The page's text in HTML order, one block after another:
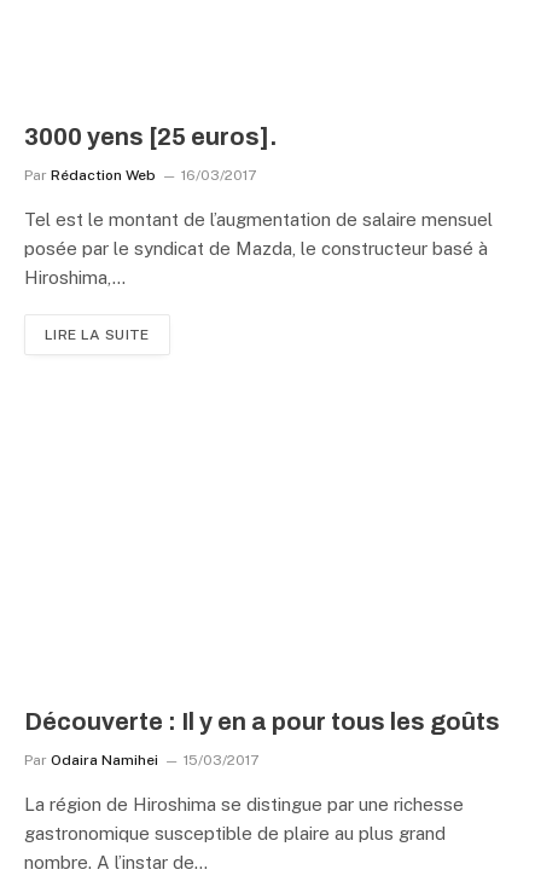
3000 yens [25 euros].
Par Rédaction Web 16/03/2017
Tel est le montant de l’augmentation de salaire mensuel
posée par le syndicat de Mazda, le constructeur basé à
Hiroshima,…
LIRE LA SUITE
Découverte : Il y en a pour tous les goûts
Par Odaira Namihei 15/03/2017
La région de Hiroshima se distingue par une richesse
gastronomique susceptible de plaire au plus grand
nombre. A l’instar de…